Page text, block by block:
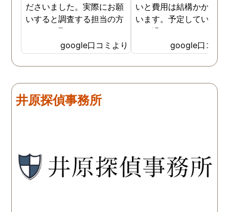
ださいました。実際にお願
いすると調査する担当の方
とのやり取りがメインで、
色々不安や心配な事の共有
をしてくれました。探偵の
方に依頼となると丸投げで
が、二人三脚で協力しあい
ながら、進めて行った感じ
と思います。思い切ってお
願いして良かったです。 こ
の度はありがとうございま
google口コミより
いと費用は結構かかると
います。予定していた時
より過ぎてしまいました
が、そのまま調査してい
だき、しっかり証拠取れ
した。あ、もちろん過ぎ
調査が終わって今後どう
とうございました。
google口コミ
井原探偵事務所